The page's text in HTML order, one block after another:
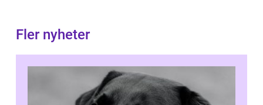
Fler nyheter